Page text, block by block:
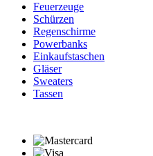
Feuerzeuge
Schürzen
Regenschirme
Powerbanks
Einkaufstaschen
Gläser
Sweaters
Tassen